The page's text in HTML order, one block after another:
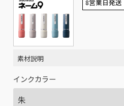
8営業日発送
素材説明
インクカラー